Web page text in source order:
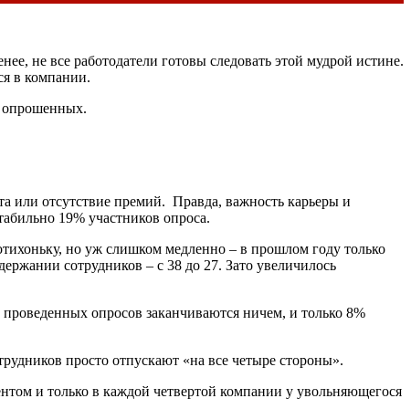
не все работодатели готовы следовать этой мудрой истине.
в компании.
опрошенных.
или отсутствие премий. Правда, важность карьеры и
19% участников опроса.
но уж слишком медленно – в прошлом году только
сотрудников – с 38 до 27. Зато увеличилось
опросов заканчиваются ничем, и только 8%
просто отпускают «на все четыре стороны».
и только в каждой четвертой компании у увольняющегося